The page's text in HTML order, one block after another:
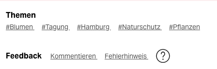
Themen
#Blumen #Tagung #Hamburg #Naturschutz #Pflanzen
Feedback Kommentieren Fehlerhinweis